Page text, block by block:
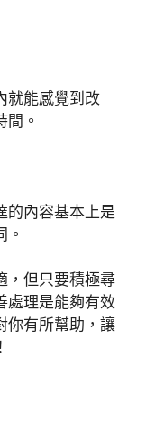
就能感覺到改
。
的內容基本上是
，但只要積極尋
處理是能夠有效
你有所幫助，讓